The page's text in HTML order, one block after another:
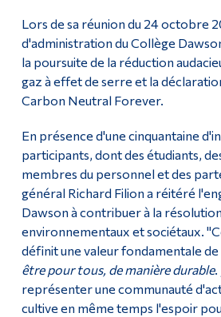
Lors de sa réunion du 24 octobre
d'administration du Collège
la poursuite de la réduction
gaz à effet de serre et la
Carbon Neutral Forever.
En présence d'une cinquantaine
participants, dont des étudiants,
membres du personnel et des
général Richard Filion a réitéré
Dawson à contribuer à la
environnementaux et sociétaux.
définit une valeur fondamentale de
être pour tous, de manière durable.
représenter une communauté
cultive en même temps l'espoir